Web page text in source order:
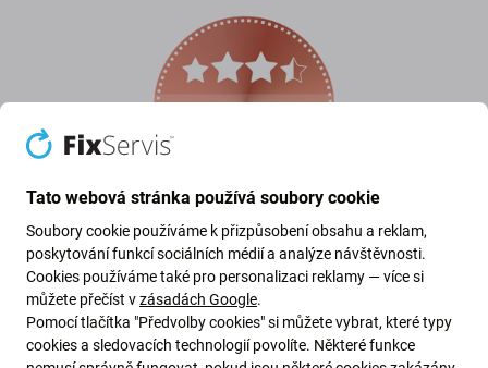
Zrekonstruovaný
jsou originální díly, které byly převzaty z originálního
zařízení.
Dotykový displej, rám nebo flex kabel byly
Tato webová stránka používá soubory cookie
Soubory cookie používáme k přizpůsobení obsahu a reklam,
poskytování funkcí sociálních médií a analýze návštěvnosti.
Cookies používáme také pro personalizaci reklamy — více si
můžete přečíst vzásadách Google.
Pomocí tlačítka "Předvolby cookies" si můžete vybrat, které typy
cookies a sledovacích technologií povolíte. Některé funkce